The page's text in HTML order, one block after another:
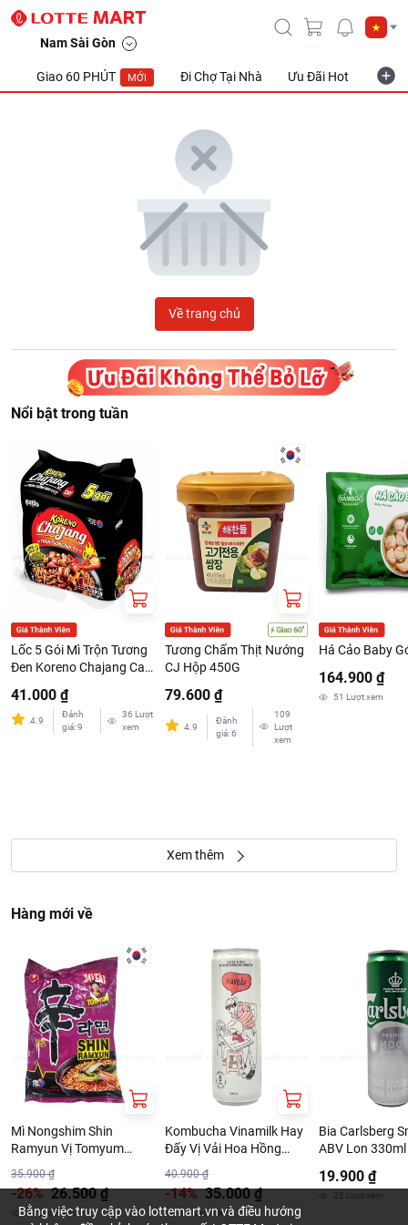
Nam Sài Gòn
Giao 60 PHÚT MỚI Đi Chợ Tại Nhà Ưu Đãi Hot
Về trang chủ
Nổi bật trong tuần
Lốc 5 Gói Mì Trộn Tương
Đen Koreno Chajang Cay
41.000 ₫
4.9
Đánh
giá:9
36 Lượt
xem
Tương Chấm Thịt Nướng
CJ Hộp 450G
79.600 ₫
4.9
Đánh
giá:6
109
Lượt
xem
Há Cảo Baby
164.900 ₫
51 Lượt xem
Xem thêm
Hàng mới về
Mì Nongshim Shin
Ramyun Vị Tomyum
35.900 ₫
-26% 26.500 ₫
41Lượt xem
Kombucha Vinamilk Hay
Đấy Vị Vải Hoa Hồng
40.900 ₫
-14% 35.000 ₫
15 Lượt xem
Bia Carlsberg
ABV Lon 330ml
19.900 ₫
25 Lượt xem
Bằng việc truy cập vào lottemart.vn và điều hướng
LOTTE Mart Viet Nam